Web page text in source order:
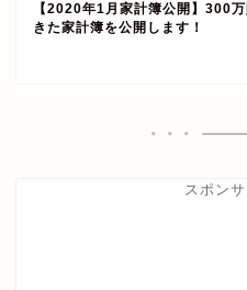
【2020年1月家計簿公開】300
きた家計簿を公開します！
スポン